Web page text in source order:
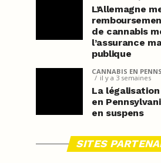
L’Allemagne
de cannabis
l’assurance
publique
CANNABIS EN
il y a 3 semaines
La
en
en suspens
SITES